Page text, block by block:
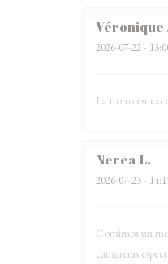
Véronique
2026-07-22 -
La ttorro est
NereaL
2026-07-23 -
Comimos un
camareras